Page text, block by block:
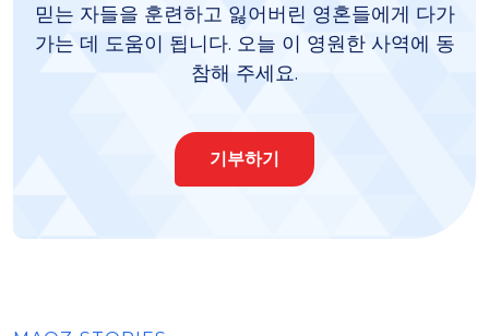
믿는 자들을 훈련하고 잃어버린 영혼들에게 다가
가는 데 도움이 됩니다. 오늘 이 영원한 사역에 동
참해 주세요.
기부하기